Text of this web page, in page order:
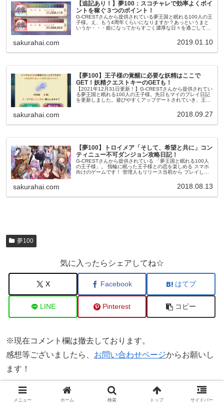
【追記あり！】夢100：スコチャレで効率よくポイ
ントを稼ぐ３つのポイント！
G-CRESTさんから提供されている夢王国と眠れる100人の王
子様。え、もう4周年くらいになりますか？あっというまと
いうか・・・姫になってからすごく濃厚な日々を過ごしてい
sakurahai.com 2019.01.10
【夢100】王子様の覚醒に必要な妖精はここで
GET！妖精クエストキーのGETも！
【2021年12月31日更新！】G-CRESTさんから提供されてい
る夢王国と眠れる100人の王子様。先日もマイのプレイ日記
を更新しました。遊びやすくアップデートされていき、王子
sakurahai.com 2018.09.27
【夢100】トロイメア「そして、希望と共に」コン
ティニュー不可ダンジョン攻略日記！
G-CRESTさんから提供されている 「夢王国と眠れる100人
の王子様」。 指輪に眠った王子様との恋を楽しめる スマホ
向けのゲームです！ 管理人もリリース当初から プレイして
sakurahai.com 2018.08.13
夢100
気に入ったらシェアしてね☆
X Facebook はてブ
LINE Pinterest コピー
※現在コメント欄は撤去しております。
感想等ございましたら、 お問い合わせページからお願いし
ます！
わたしはたくさんの”愛”を受け取って良
メニュー ホーム 検索 トップ サイドバー